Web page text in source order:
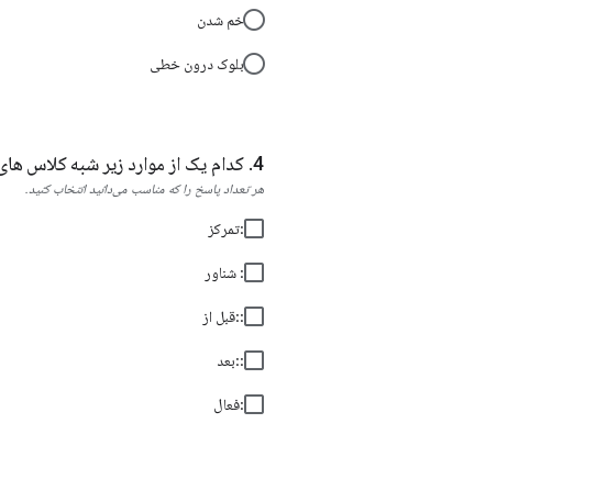
خم شدن
بلوک درون خطی
کدام یک از موارد زیر شبه کلاس های CSS معتبر هستند؟
هر تعداد پاسخ را که مناسب می‌دانید انتخاب کنید.
:تمرکز
: شناور
::قبل از
::بعد
:فعال